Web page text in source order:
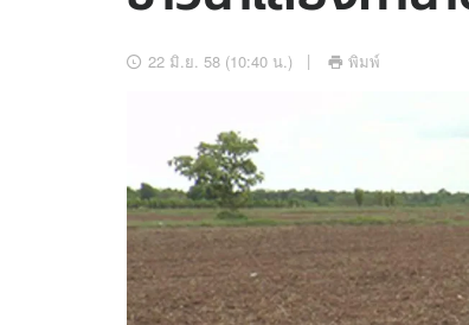
เช็กข่าวชัวร์
22 มิ.ย. 58 (10:40 น.) พิมพ์